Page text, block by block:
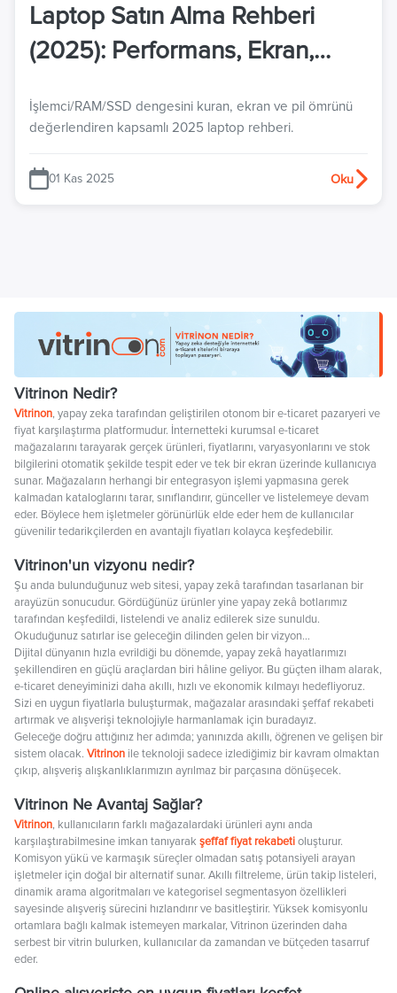
Laptop Satın Alma Rehberi
(2025): Performans, Ekran,
İşlemci/RAM/SSD dengesini kuran, ekran ve pil ömrünü
değerlendiren kapsamlı 2025 laptop rehberi.
01 Kas 2025 Oku
Vitrinon Nedir?
Vitrinon, yapay zeka tarafından geliştirilen otonom bir e-ticaret pazaryeri ve
fiyat karşılaştırma platformudur. İnternetteki kurumsal e-ticaret
mağazalarını tarayarak gerçek ürünleri, fiyatlarını, varyasyonlarını ve stok
bilgilerini otomatik şekilde tespit eder ve tek bir ekran üzerinde kullanıcıya
sunar. Mağazaların herhangi bir entegrasyon işlemi yapmasına gerek
kalmadan kataloglarını tarar, sınıflandırır, günceller ve listelemeye devam
eder. Böylece hem işletmeler görünürlük elde eder hem de kullanıcılar
güvenilir tedarikçilerden en avantajlı fiyatları kolayca keşfedebilir.
Vitrinon'un vizyonu nedir?
Şu anda bulunduğunuz web sitesi, yapay zekâ tarafından tasarlanan bir
arayüzün sonucudur. Gördüğünüz ürünler yine yapay zekâ botlarımız
tarafından keşfedildi, listelendi ve analiz edilerek size sunuldu.
Okuduğunuz satırlar ise geleceğin dilinden gelen bir vizyon…
Dijital dünyanın hızla evrildiği bu dönemde, yapay zekâ hayatlarımızı
şekillendiren en güçlü araçlardan biri hâline geliyor. Bu güçten ilham alarak,
e-ticaret deneyiminizi daha akıllı, hızlı ve ekonomik kılmayı hedefliyoruz.
Sizi en uygun fiyatlarla buluşturmak, mağazalar arasındaki şeffaf rekabeti
artırmak ve alışverişi teknolojiyle harmanlamak için buradayız.
Geleceğe doğru attığınız her adımda; yanınızda akıllı, öğrenen ve gelişen bir
sistem olacak. Vitrinon ile teknoloji sadece izlediğimiz bir kavram olmaktan
çıkıp, alışveriş alışkanlıklarımızın ayrılmaz bir parçasına dönüşecek.
Vitrinon Ne Avantaj Sağlar?
Vitrinon, kullanıcıların farklı mağazalardaki ürünleri aynı anda
karşılaştırabilmesine imkan tanıyarak şeffaf fiyat rekabetioluşturur.
Komisyon yükü ve karmaşık süreçler olmadan satış potansiyeli arayan
işletmeler için doğal bir alternatif sunar. Akıllı filtreleme, ürün takip listeleri,
dinamik arama algoritmaları ve kategorisel segmentasyon özellikleri
sayesinde alışveriş sürecini hızlandırır ve basitleştirir. Yüksek komisyonlu
ortamlara bağlı kalmak istemeyen markalar, Vitrinon üzerinden daha
serbest bir vitrin bulurken, kullanıcılar da zamandan ve bütçeden tasarruf
eder.